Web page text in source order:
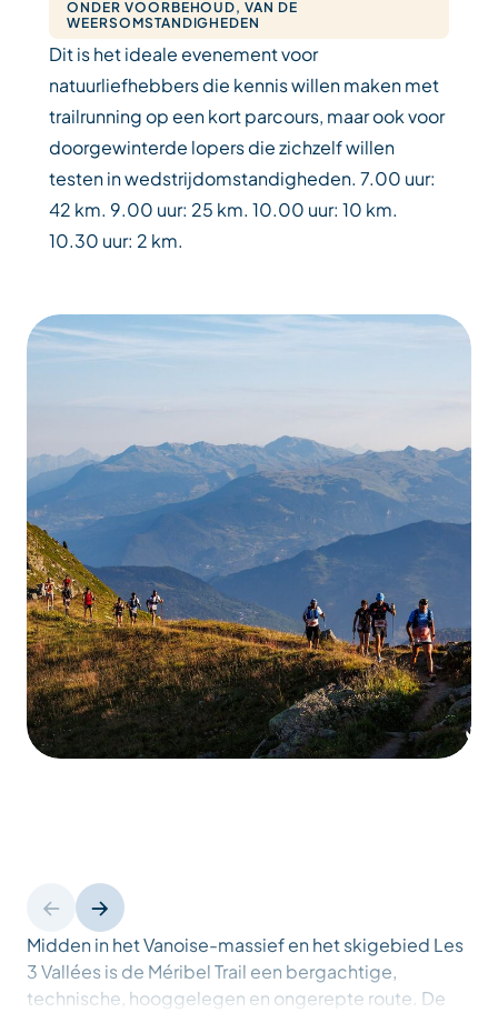
Midden in het Vanoise-massief en het skigebied Les
3 Vallées is de Méribel Trail een bergachtige,
technische, hooggelegen en ongerepte route. De
ONDER VOORBEHOUD, VAN DE
WEERSOMSTANDIGHEDEN
Dit is het ideale evenement voor
natuurliefhebbers die kennis willen maken met
trailrunning op een kort parcours, maar ook voor
doorgewinterde lopers die zichzelf willen
testen in wedstrijdomstandigheden. 7.00 uur:
42 km. 9.00 uur: 25 km. 10.00 uur: 10 km.
10.30 uur: 2 km.